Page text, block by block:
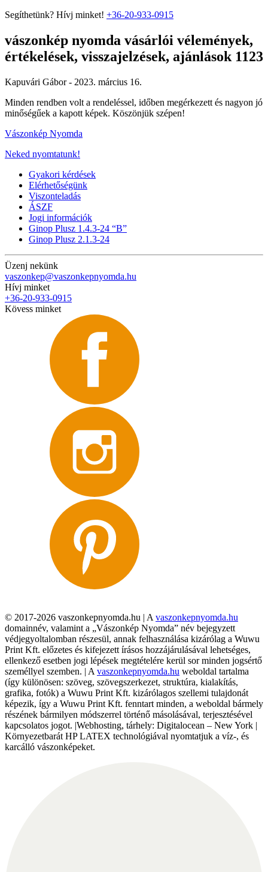
Segíthetünk? Hívj minket! +36-20-933-0915
vászonkép nyomda vásárlói vélemények,
értékelések, visszajelzések, ajánlások 1123
Kapuvári Gábor - 2023. március 16.
Minden rendben volt a rendeléssel, időben megérkezett és nagyon jó
minőségűek a kapott képek. Köszönjük szépen!
Vászonkép Nyomda
Neked nyomtatunk!
Gyakori kérdések
Elérhetőségünk
Viszonteladás
ÁSZF
Jogi információk
Ginop Plusz 1.4.3-24 “B”
Ginop Plusz 2.1.3-24
Üzenj nekünk
vaszonkep@vaszonkepnyomda.hu
Hívj minket
+36-20-933-0915
Kövess minket
© 2017-2026 vaszonkepnyomda.hu | A vaszonkepnyomda.hu
domainnév, valamint a „Vászonkép Nyomda” név bejegyzett
védjegyoltalomban részesül, annak felhasználása kizárólag a Wuwu
Print Kft. előzetes és kifejezett írásos hozzájárulásával lehetséges,
ellenkező esetben jogi lépések megtételére kerül sor minden jogsértő
személlyel szemben. | A vaszonkepnyomda.hu weboldal tartalma
(így különösen: szöveg, szövegszerkezet, struktúra, kialakítás,
grafika, fotók) a Wuwu Print Kft. kizárólagos szellemi tulajdonát
képezik, így a Wuwu Print Kft. fenntart minden, a weboldal bármely
részének bármilyen módszerrel történő másolásával, terjesztésével
kapcsolatos jogot. |Webhosting, tárhely: Digitalocean – New York |
Környezetbarát HP LATEX technológiával nyomtatjuk a víz-, és
karcálló vászonképeket.